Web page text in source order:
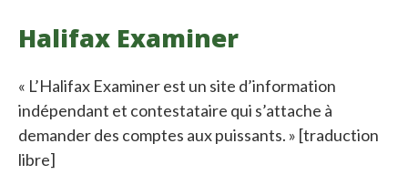
Halifax Examiner
« L’Halifax Examiner est un site d’information
indépendant et contestataire qui s’attache à
demander des comptes aux puissants. » [traduction
libre]